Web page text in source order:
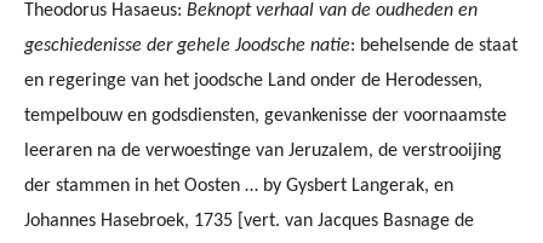
Theodorus Hasaeus: Beknopt verhaal van de oudheden en
geschiedenisse der gehele Joodsche natie: behelsende de staat
en regeringe van het joodsche Land onder de Herodessen,
tempelbouw en godsdiensten, gevankenisse der voornaamste
leeraren na de verwoestinge van Jeruzalem, de verstrooijing
der stammen in het Oosten … by Gysbert Langerak, en
Johannes Hasebroek, 1735 [vert. van Jacques Basnage de